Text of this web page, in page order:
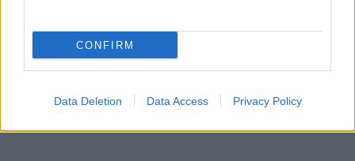
CONFIRM
Data Deletion Data Access Privacy Policy